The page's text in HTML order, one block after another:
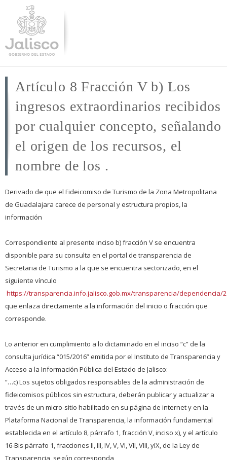
Artículo 8 Fracción V b) Los
ingresos extraordinarios recibidos
por cualquier concepto, señalando
el origen de los recursos, el
nombre de los .
Derivado de que el Fideicomiso de Turismo de la Zona Metropolitana
de Guadalajara carece de personal y estructura propios, la
información
Correspondiente al presente inciso b) fracción V se encuentra
disponible para su consulta en el portal de transparencia de
Secretaria de Turismo a la que se encuentra sectorizado, en el
siguiente vínculo
https://transparencia.info.jalisco.gob.mx/transparencia/dependencia/
que enlaza directamente a la información del inicio o fracción que
corresponde.
Lo anterior en cumplimiento a lo dictaminado en el inciso “c” de la
consulta jurídica “015/2016” emitida por el Instituto de Transparencia y
Acceso a la Información Pública del Estado de Jalisco:
“…c) Los sujetos obligados responsables de la administración de
fideicomisos públicos sin estructura, deberán publicar y actualizar a
través de un micro-sitio habilitado en su página de internet y en la
Plataforma Nacional de Transparencia, la información fundamental
establecida en el artículo 8, párrafo 1, fracción V, inciso x), y el artículo
16-Bis párrafo 1, fracciones II, III, IV, V, VI, VII, VIII, yIX, de la Ley de
Transparencia, según corresponda